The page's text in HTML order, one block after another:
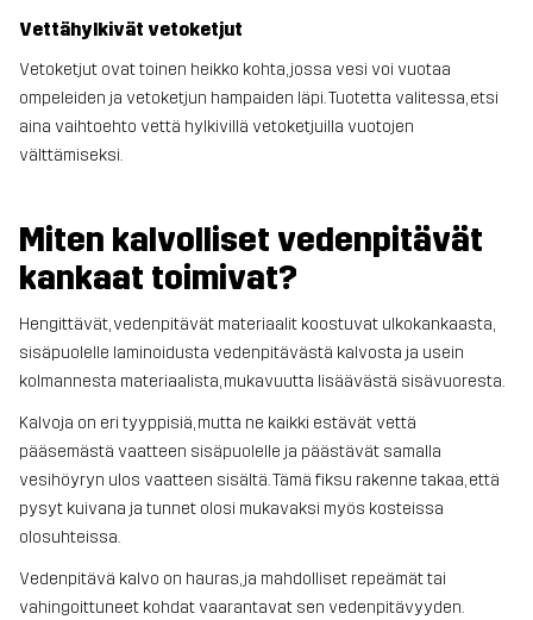
Vettähylkivät vetoketjut
Vetoketjut ovat toinen heikko kohta, jossa vesi voi vuotaa
ompeleiden ja vetoketjun hampaiden läpi. Tuotetta valitessa, etsi
aina vaihtoehto vettä hylkivillä vetoketjuilla vuotojen
välttämiseksi.
Miten kalvolliset vedenpitävät
kankaat toimivat?
Hengittävät, vedenpitävät materiaalit koostuvat ulkokankaasta,
sisäpuolelle laminoidusta vedenpitävästä kalvosta ja usein
kolmannesta materiaalista, mukavuutta lisäävästä sisävuoresta.
Kalvoja on eri tyyppisiä, mutta ne kaikki estävät vettä
pääsemästä vaatteen sisäpuolelle ja päästävät samalla
vesihöyryn ulos vaatteen sisältä. Tämä fiksu rakenne takaa, että
pysyt kuivana ja tunnet olosi mukavaksi myös kosteissa
olosuhteissa.
Vedenpitävä kalvo on hauras, ja mahdolliset repeämät tai
vahingoittuneet kohdat vaarantavat sen vedenpitävyyden.